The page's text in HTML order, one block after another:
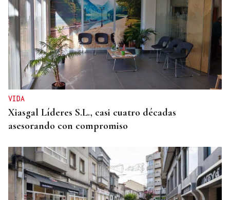
VIDA
Xiasgal Líderes S.L., casi cuatro décadas
asesorando con compromiso